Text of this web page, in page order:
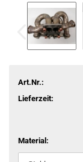
Art.Nr.:
Lieferzeit:
Material: